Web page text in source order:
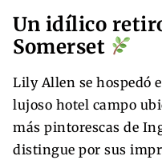
Un idílico
Somerset
Lily Allen se hospedó
lujoso hotel campo
más pintorescas de
distingue por sus